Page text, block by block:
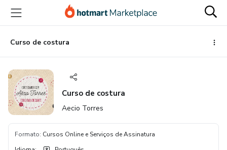
para
conteúdo
principal
para
pagamento
para
rodapé
Curso de costura
Curso de costura
Aecio Torres
Formato: Cursos Online e Serviços de Assinatura